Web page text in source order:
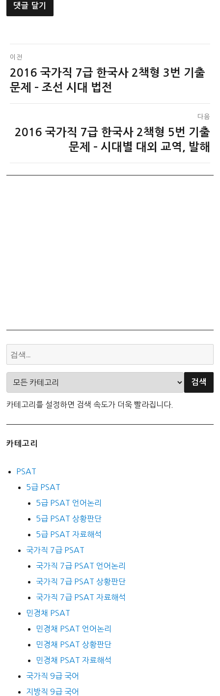
글
탐
색
이전
이
전
2016 국가직 7급 한국사 2책형 3번 기출
문제 – 조선 시대 법전
다음
다2016 국가직 7급 한국사 2책형 5번 기출
문제 – 시대별 대외 교역, 발해
카테고리를 설정하면 검색 속도가 더욱 빨라집니다.
카테고리
PSAT
5급 PSAT
5급 PSAT 언어논리
5급 PSAT 상황판단
5급 PSAT 자료해석
국가직 7급 PSAT
국가직 7급 PSAT 언어논리
국가직 7급 PSAT 상황판단
국가직 7급 PSAT 자료해석
민경채 PSAT
민경채 PSAT 언어논리
민경채 PSAT 상황판단
민경채 PSAT 자료해석
국가직 9급 국어
지방직 9급 국어